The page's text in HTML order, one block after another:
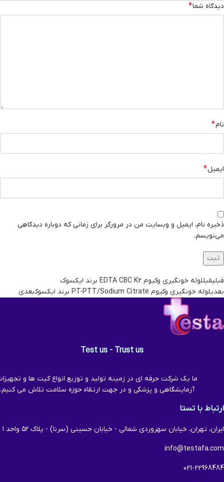
دیدگاه شما*
نام*
ایمیل*
ذخیره نام، ایمیل و وبسایت من در مرورگر برای زمانی که دوباره دیدگاهی
می‌نویسم.
قبلیقبللوله خونگیری وکیوم EDTA CBC K2 برند ایکسوک
بعدیلوله خونگیری وکیوم PT-PTT/Sodium Citrate برند ایکسوک بعدی
Test us - Trust us
ما یک شرکت حرفه ای در زمینه تولید و توزیع انواع کیت ها و
آزمایشگاهی و پزشکی و در جهت ارتقاء حوزه سلامت تلاش می کنیم.
ارتباط با تستا
ایران، تهران، خیابان سهروردی شمالی - خیابان حسینی (سرنا) - پلاک ۵۲ واحد ۱
info@testafa.com
021-22968484